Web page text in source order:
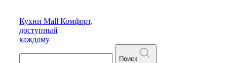
Кухни Mall Комфорт,
доступный
каждому
Поиск